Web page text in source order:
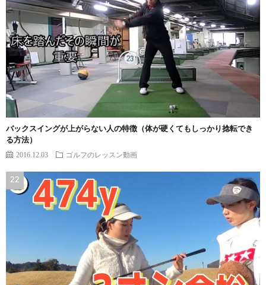
バックスイングが上がらない人の特徴（体が硬くてもしっかり捻転でき
る方法）
2016.12.03 ゴルフのレッスン動画